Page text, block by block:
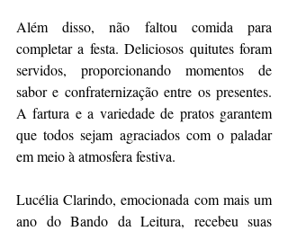
Além disso, não faltou comida para
completar a festa. Deliciosos quitutes foram
servidos, proporcionando momentos de
sabor e confraternização entre os presentes.
A fartura e a variedade de pratos garantem
que todos sejam agraciados com o paladar
em meio à atmosfera festiva.
Lucélia Clarindo, emocionada com mais um
ano do Bando da Leitura, recebeu suas